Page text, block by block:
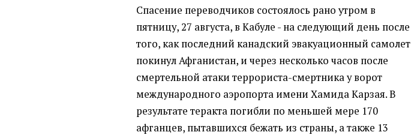
Спасение переводчиков состоялось рано утром в
пятницу, 27 августа, в Кабуле - на следующий день после
того, как последний канадский эвакуационный самолет
покинул Афганистан, и через несколько часов после
смертельной атаки террориста-смертника у ворот
международного аэропорта имени Хамида Карзая. В
результате теракта погибли по меньшей мере 170
афганцев, пытавшихся бежать из страны, а также 13